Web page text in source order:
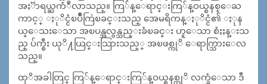
အႏၱာရယ္ႀကံဳလာသည္။ ကြ်န္ေရာင္းကြ်န္ဝယ္စနစ္ေႀ
ကာင့္ ႏုိင္ငံၿပိဳကြဲၿခင္းသည္ အေမရိကန္ႏုိင္ငံ၏ ႏုန
ယ္ေသးေသာ အၿပန္အလွန္သည္းခံၿခင္း ဟူေသာ စံႏႈန္းသ
ည္ ပ်က္စီး ယုိ႔ယြင္းသြားသည့္ အၿဖစ္ကုိ ေရာက္သြားေလ
သည္။
ထုိအခါတြင္ ကြ်န္ေရာင္းကြ်န္ဝယ္စနစ္ကုိ လက္ခံေသာ ဒီ